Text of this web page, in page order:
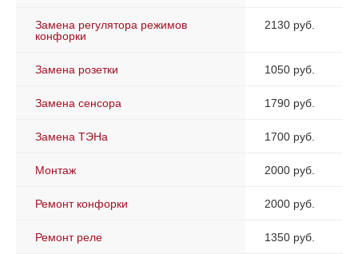
Замена регулятора режимов
конфорки
2130 руб.
Замена розетки 1050 руб.
Замена сенсора 1790 руб.
Замена ТЭНа 1700 руб.
Монтаж 2000 руб.
Ремонт конфорки 2000 руб.
Ремонт реле 1350 руб.